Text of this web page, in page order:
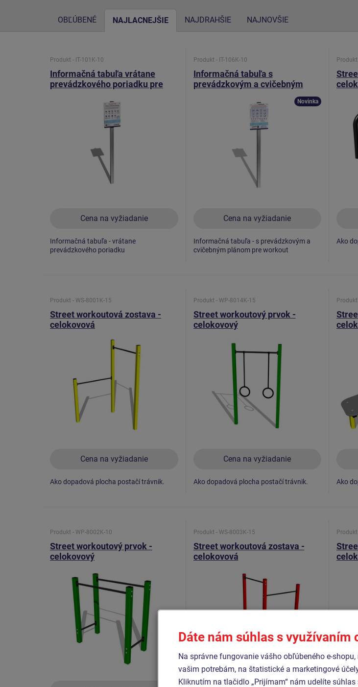
OBĽÚBENÉ NAJLACNEJŠIE NAJDRAHŠIE NAJNOVŠIE
Produkt - IT-101K-10
Informačná tabuľa vrátane
prevádzkového poriadku pre
Cena na vyžiadanie
Informačná tabuľa - vrátane
prevádzkového poriadku
Produkt - IT-106K-10
Informačná tabuľa s
prevádzkovým a cvičebným
Cena na vyžiadanie
Novinka
Informačná tabuľa - s prevádzkovým a
cvičebným plánom pre workout
Ako
Produkt - WS-8001K-15
Street workoutová zostava -
celokovová
Cena na vyžiadanie
Ako dopadová plocha postačí trávnik.
Produkt - WP-8014K-15
Street workoutový prvok -
celokovový
Cena na vyžiadanie
Ako dopadová plocha postačí trávnik. Ako
Produkt - WP-8002K-10
Street workoutový prvok -
celokovový
Produkt - WS-8003K-15
Street workoutová zostava -
celokovová
Dáte nám súhlas s využívaním
Na správne fungovanie vášho obľúbeného e-
vašim potrebám, na štatistické a marketingové
Kliknutím na tlačidlo „Prijímam“ nám udelíte